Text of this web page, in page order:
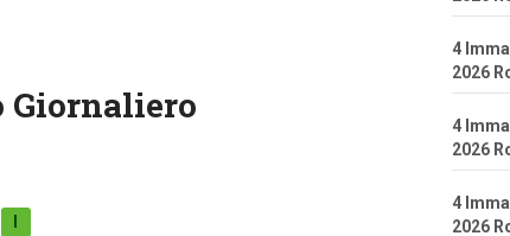
Giornaliero
4
2026
4
2026
4
2026